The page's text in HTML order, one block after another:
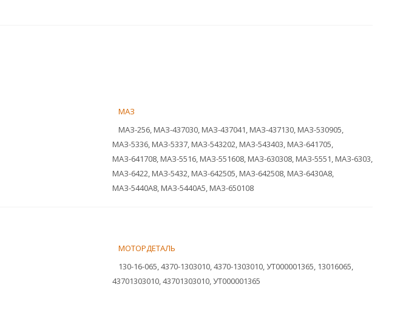
МАЗ
МАЗ-256, МАЗ-437030, МАЗ-437041, МАЗ-437130, МАЗ-530905,
МАЗ-5336, МАЗ-5337, МАЗ-543202, МАЗ-543403, МАЗ-641705,
МАЗ-641708, МАЗ-5516, МАЗ-551608, МАЗ-630308, МАЗ-5551, МАЗ-6303,
МАЗ-6422, МАЗ-5432, МАЗ-642505, МАЗ-642508, МАЗ-6430A8,
МАЗ-5440A8, МАЗ-5440A5, МАЗ-650108
МОТОРДЕТАЛЬ
130-16-065, 4370-1303010, 4370-1303010, УТ000001365, 13016065,
43701303010, 43701303010, УТ000001365